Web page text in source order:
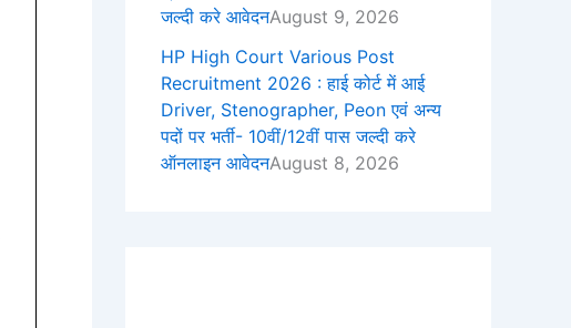
जल्दी करे आवेदनAugust 9, 2026
HP High Court Various Post
Recruitment 2026 : हाई कोर्ट में आई
Driver, Stenographer, Peon एवं अन्य
पदों पर भर्ती- 10वीं/12वीं पास जल्दी करे
ऑनलाइन आवेदनAugust 8, 2026